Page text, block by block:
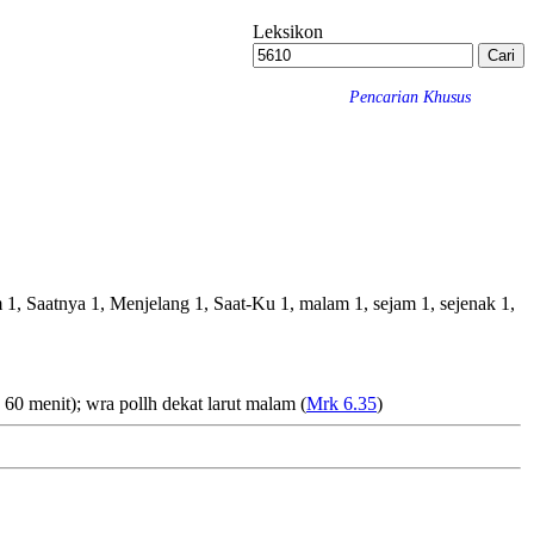
Leksikon
Pencarian Khusus
Saatnya 1, Menjelang 1, Saat-Ku 1, malam 1, sejam 1, sejenak 1,
menit); wra pollh dekat larut malam (Mrk 6.35)